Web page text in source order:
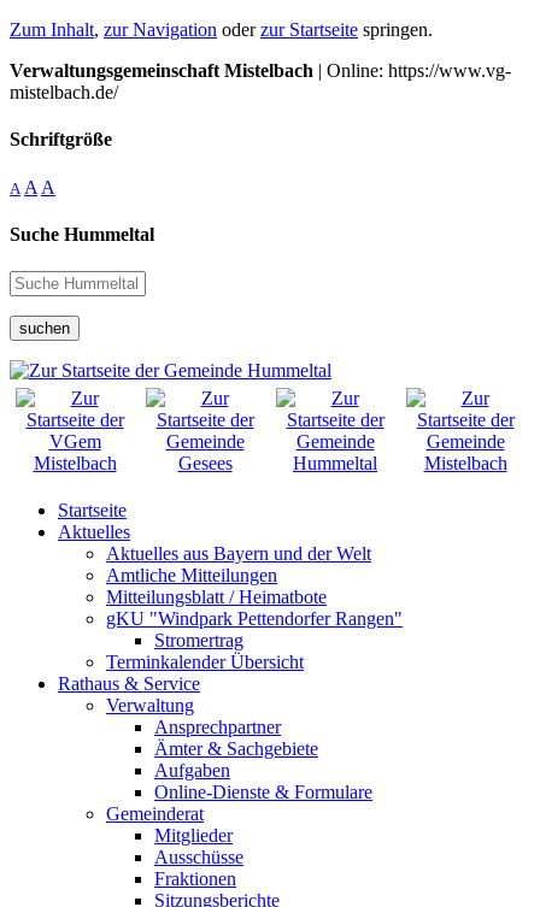
Zum Inhalt, zur Navigation oderzur Startseite springen.
Verwaltungsgemeinschaft Mistelbach | Online: https://www.vg-
mistelbach.de/
Schriftgröße
A A A
Suche Hummeltal
suchen
Startseite
Aktuelles
Aktuelles aus Bayern und der Welt
Amtliche Mitteilungen
Mitteilungsblatt / Heimatbote
gKU "Windpark Pettendorfer Rangen"
Stromertrag
Terminkalender Übersicht
Rathaus & Service
Verwaltung
Ansprechpartner
Ämter & Sachgebiete
Aufgaben
Online-Dienste & Formulare
Gemeinderat
Mitglieder
Ausschüsse
Fraktionen
Sitzungsberichte